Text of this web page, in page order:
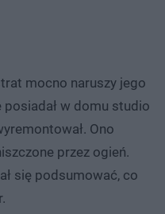
mocno naruszy jego
posiadał w domu studio
Ono
przez ogień.
się podsumować, co